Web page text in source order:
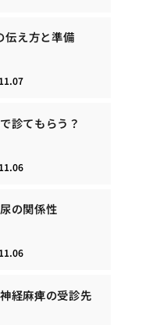
伝え方と準備
診てもらう？
の関係性
経麻痺の受診先